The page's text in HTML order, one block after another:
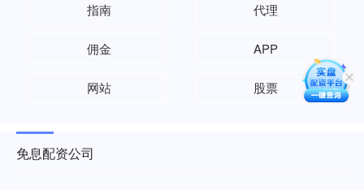
指南 代理
佣金 APP
网站 股票
免息配资公司